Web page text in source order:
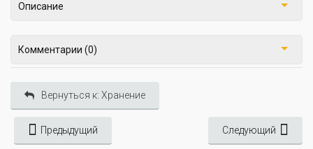
Описание
Комментарии (0)
Вернуться к: Хранение
Предыдущий Следующий